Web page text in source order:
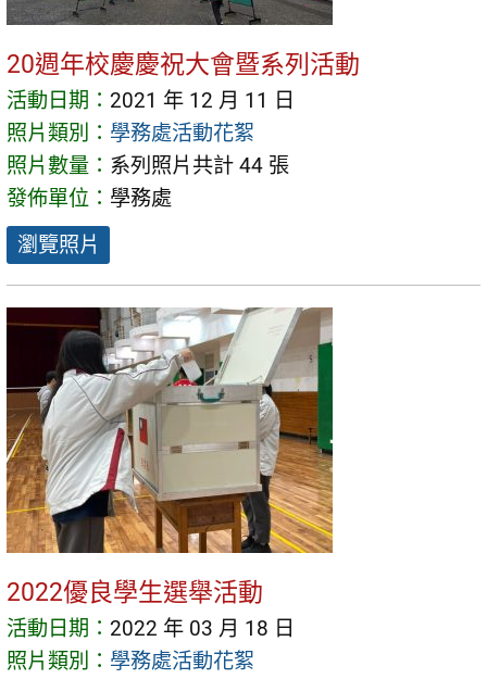
20週年校慶慶祝大會暨系列活動
活動日期： 2021 年 12 月 11 日
照片類別： 學務處活動花絮
照片數量： 系列照片共計 44 張
發佈單位： 學務處
瀏覽照片
2022優良學生選舉活動
活動日期： 2022 年 03 月 18 日
照片類別： 學務處活動花絮